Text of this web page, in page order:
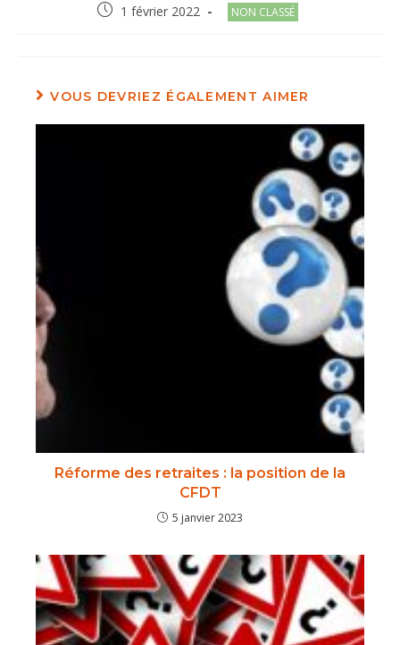
Post1 février 2022
Post
NON CLASSÉ
VOUS DEVRIEZ ÉGALEMENT AIMER
Réforme des retraites : la position de la
CFDT
5 janvier 2023